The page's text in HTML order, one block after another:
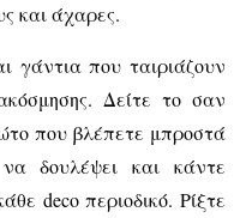
και άχαρες.
γάντια που ταιριάζουν
Δείτε το σαν
που βλέπετε μπροστά
δουλέψει και κάντε
deco περιοδικό. Ρίξτε